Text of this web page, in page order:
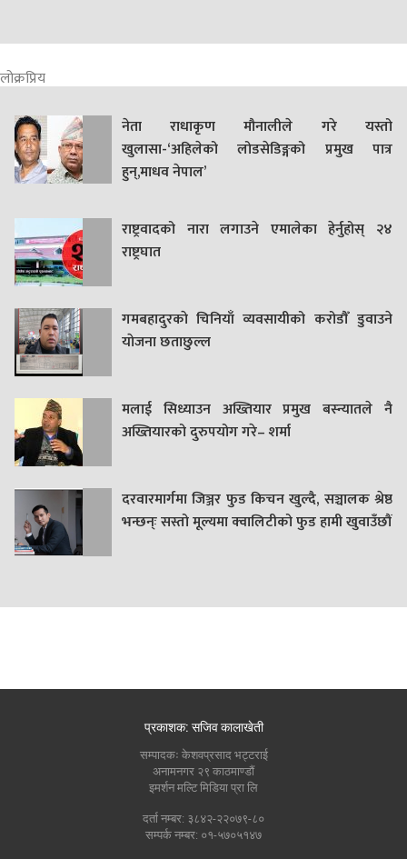
लोक्रप्रिय
नेता राधाकृण मौनालीले गरे यस्तो
खुलासा-‘अहिलेको लोडसेडिङ्गको प्रमुख पात्र
हुन्,माधव नेपाल’
राष्ट्रवादको नारा लगाउने एमालेका हेर्नुहोस् २४
राष्ट्रघात
गमबहादुरकाे चिनियाँ व्यवसायीको करोडौँ डुवाउने
याेजना छताछुल्ल
मलाई सिध्याउन अख्तियार प्रमुख बस्न्यातले नै
अख्तियारको दुरुपयोग गरे– शर्मा
दरवारमार्गमा जिञ्जर फुड किचन खुल्दै, सञ्चालक श्रेष्ठ
भन्छन्ः सस्तो मूल्यमा क्वालिटीको फुड हामी खुवाउँछौं
प्रकाशक: सजिव कालाखेती
सम्पादकः केशवप्रसाद भट्टराई
अनामनगर २९ काठमाण्डौं
इमर्शन मल्टि मिडिया प्रा लि
दर्ता नम्बर: ३८४२-२२०७९-८०
सम्पर्क नम्बर: ०१-५७०५१४७